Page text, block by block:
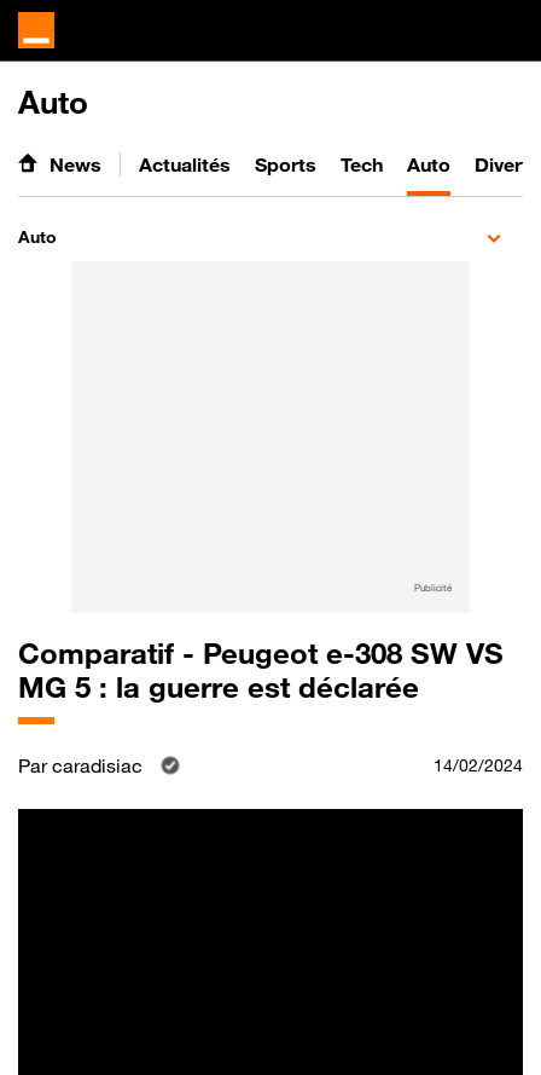
Auto
News Actualités Sports Tech Auto
Auto
Publicité
Comparatif - Peugeot e-308 SW VS
MG 5 : la guerre est déclarée
Parcaradisiac 14/02/2024